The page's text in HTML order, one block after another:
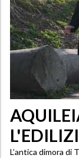
L’antica dimora